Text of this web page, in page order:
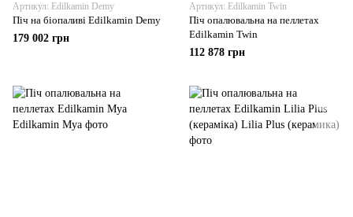
Артикул: Edilkamin Demy
Піч на біопаливі Edilkamin Demy
179 002 грн
Артикул: Edilkamin Twin
Піч опалювальна на пеллетах
Edilkamin Twin
112 878 грн